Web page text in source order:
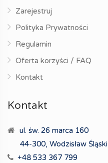
Zarejestruj
Polityka Prywatności
Regulamin
Oferta korzyści / FAQ
Kontakt
Kontakt
ul. św. 26 marca 160
44-300, Wodzisław Śląski
+48 533 367 799